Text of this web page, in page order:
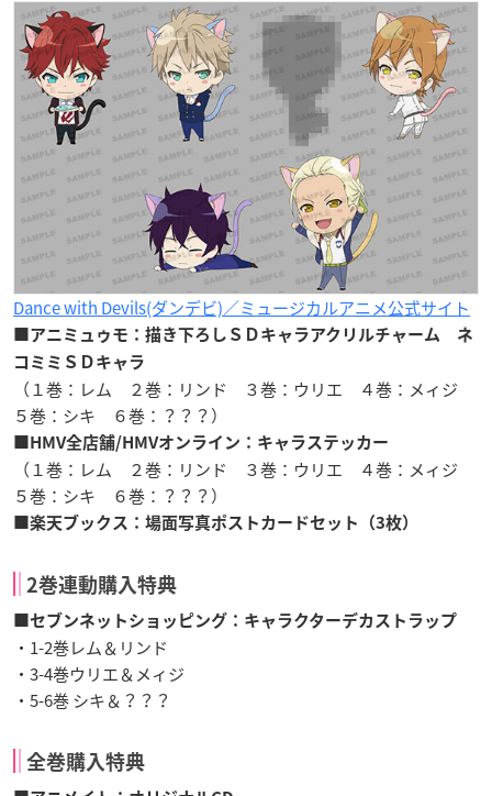
Dance with Devils(ダンデビ)／ミュージカルアニメ公式サイト
■アニミュゥモ：描き下ろしＳＤキャラアクリルチャーム ネ
コミミＳＤキャラ
（１巻：レム ２巻：リンド ３巻：ウリエ ４巻：メィジ
５巻：シキ ６巻：？？？）
■HMV全店舗/HMVオンライン：キャラステッカー
（１巻：レム ２巻：リンド ３巻：ウリエ ４巻：メィジ
５巻：シキ ６巻：？？？）
■楽天ブックス： 場面写真ポストカードセット（3枚）
2巻連動購入特典
■セブンネットショッピング： キャラクターデカストラップ
・1-2巻レム＆リンド
・3-4巻ウリエ＆メィジ
・5-6巻 シキ＆？？？
全巻購入特典